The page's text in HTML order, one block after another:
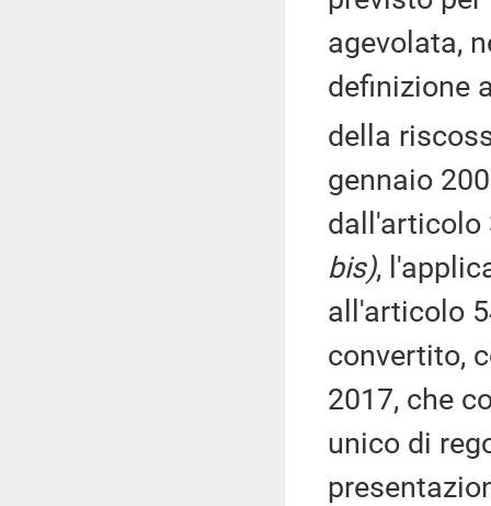
agevolata,
definizione
della
gennaio
dall'articolo
bis),
all'articolo
convertito,
2017, che
unico di